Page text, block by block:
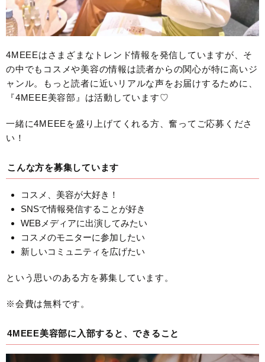
4MEEEはさまざまなトレンド情報を発信していますが、そ
の中でもコスメや美容の情報は読者からの関心が特に高いジ
ャンル。もっと読者に近いリアルな声をお届けするために、
『4MEEE美容部』は活動しています♡
一緒に4MEEEを盛り上げてくれる方、奮ってご応募くださ
い！
こんな方を募集しています
コスメ、美容が大好き！
SNSで情報発信することが好き
WEBメディアに出演してみたい
コスメのモニターに参加したい
新しいコミュニティを広げたい
という思いのある方を募集しています。
※会費は無料です。
4MEEE美容部に入部すると、できること